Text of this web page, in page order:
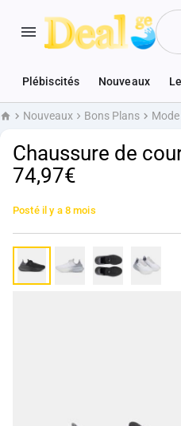
Plébiscités Nouveaux
AccueilNouveaux Bons Plans
Chaussure de
74,97€
Posté il y a 8 mois